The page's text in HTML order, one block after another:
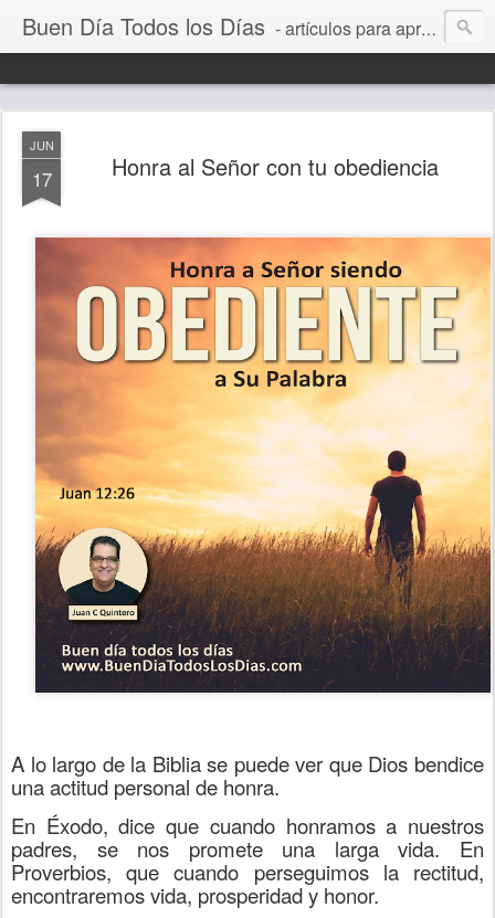
Buen Día Todos los Días - artículos para aprender a vivir mejor, un día a la vez. Por Juan C Quintero
JUN
17 Honra al Señor con tu obediencia
A lo largo de la Biblia se puede ver que Dios bendice
una actitud personal de honra.
En Éxodo, dice que cuando honramos a nuestros
padres, se nos promete una larga vida. En
Proverbios, que cuando perseguimos la rectitud,
encontraremos vida, prosperidad y honor.